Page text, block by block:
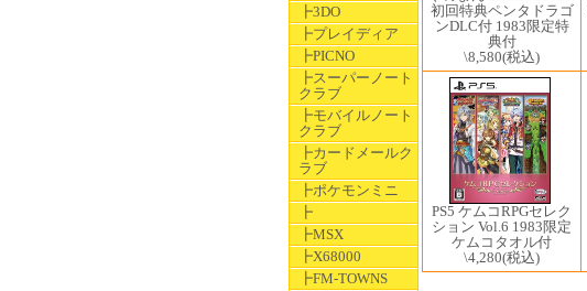
┣3DO
┣プレイディア
┣PICNO
┣スーパーノート
クラブ
┣モバイルノート
クラブ
┣カードメールク
ラブ
┣ポケモンミニ
┣
┣MSX
┣X68000
┣FM-TOWNS
初回特典ペンタドラゴ
ンDLC付 1983限定特
典付
\8,580(税込)
PS5 ケムコRPGセレク
ション Vol.6 1983限定
ケムコタオル付
\4,280(税込)